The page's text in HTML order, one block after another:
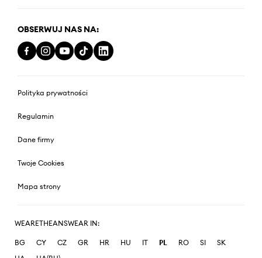
OBSERWUJ NAS NA:
Polityka prywatności
Regulamin
Dane firmy
Twoje Cookies
Mapa strony
WEARETHEANSWEAR IN:
BG CY CZ GR HR HU IT PL RO SI
SK